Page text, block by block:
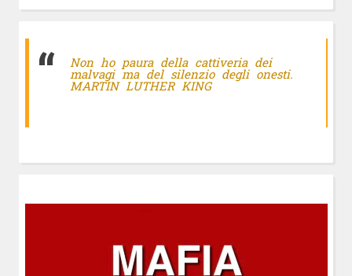
Non ho paura della cattiveria dei
malvagi ma del silenzio degli onesti.
MARTIN LUTHER KING